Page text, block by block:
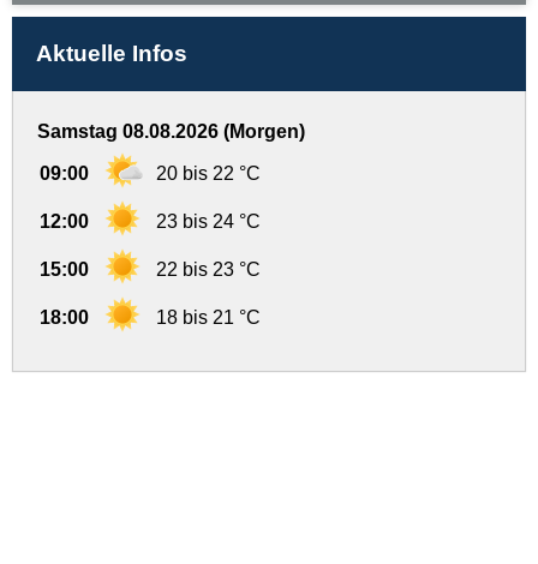
Aktuelle Infos
Samstag 08.08.2026 (Morgen)
09:00 20 bis 22 °C
12:00 23 bis 24 °C
15:00 22 bis 23 °C
18:00 18 bis 21 °C